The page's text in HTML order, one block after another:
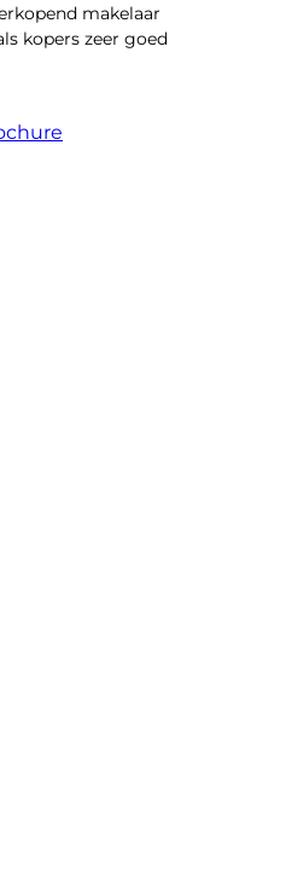
makelaar
kopers zeer goed